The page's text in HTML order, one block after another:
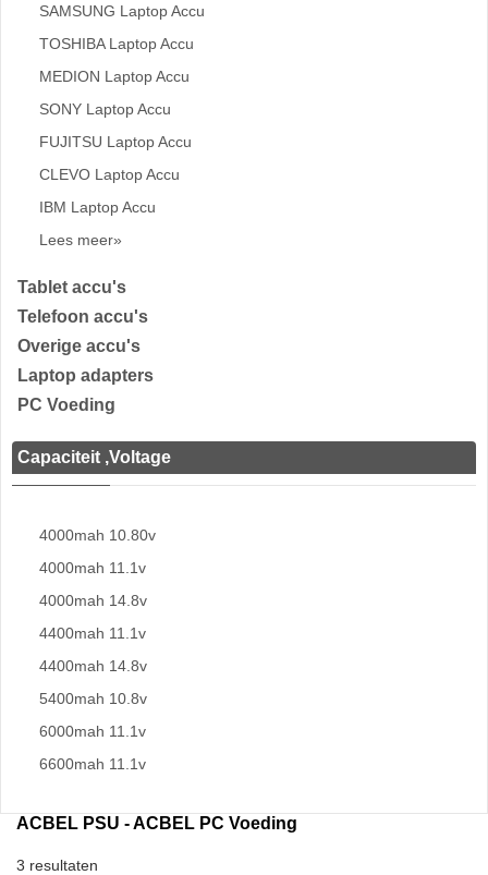
SAMSUNG Laptop Accu
TOSHIBA Laptop Accu
MEDION Laptop Accu
SONY Laptop Accu
FUJITSU Laptop Accu
CLEVO Laptop Accu
IBM Laptop Accu
Lees meer»
Tablet accu's
Telefoon accu's
Overige accu's
Laptop adapters
PC Voeding
Capaciteit ,Voltage
4000mah 10.80v
4000mah 11.1v
4000mah 14.8v
4400mah 11.1v
4400mah 14.8v
5400mah 10.8v
6000mah 11.1v
6600mah 11.1v
ACBEL PSU - ACBEL PC Voeding
3 resultaten